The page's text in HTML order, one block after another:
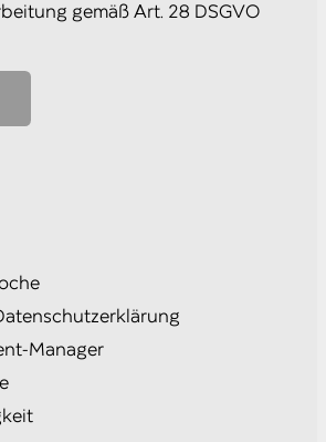
gemäß Art. 28 DSGVO
Manager